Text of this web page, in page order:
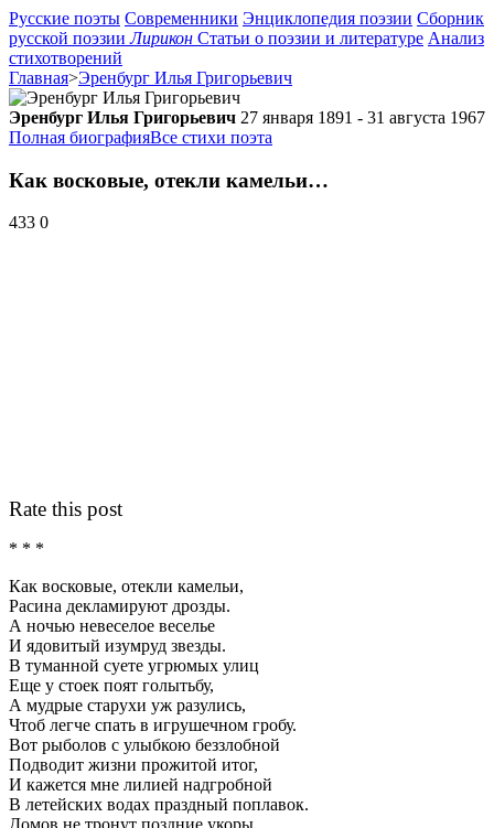
Русские поэты Современники Энциклопедия поэзии Сборник
русской поэзии Лирикон Статьи о поэзии и литературе Анализ
стихотворений
Главная>Эренбург Илья Григорьевич
Эренбург Илья Григорьевич 27 января 1891 - 31 августа 1967
Полная биографияВсе стихи поэта
Как восковые, отекли камельи…
433 0
Rate this post
* * *
Как восковые, отекли камельи,
Расина декламируют дрозды.
А ночью невеселое веселье
И ядовитый изумруд звезды.
В туманной суете угрюмых улиц
Еще у стоек поят голытьбу,
А мудрые старухи уж разулись,
Чтоб легче спать в игрушечном гробу.
Вот рыболов с улыбкою беззлобной
Подводит жизни прожитой итог,
И кажется мне лилией надгробной
В летейских водах праздный поплавок.